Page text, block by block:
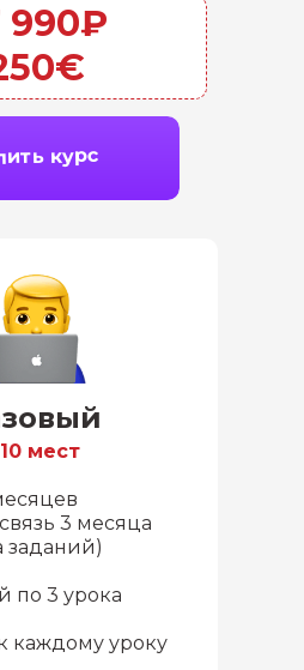
курс
990₽
3 месяца
заданий)
по 3 урока
каждому уроку
10 мест